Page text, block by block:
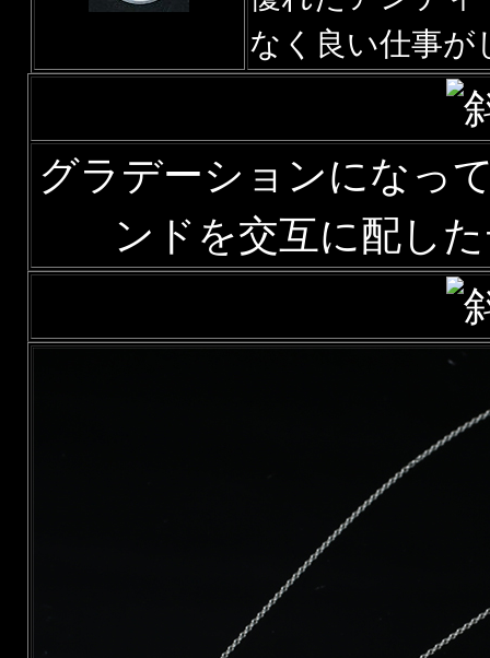
なく良い仕事が
グラデーションになっ
ンドを交互に配し